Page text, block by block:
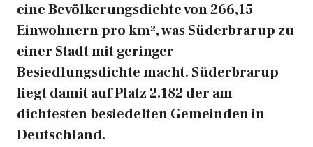
eine Bevölkerungsdichte von 266,15
Einwohnern pro km², was Süderbrarup zu
einer Stadt mit geringer
Besiedlungsdichte macht. Süderbrarup
liegt damit auf Platz 2.182 der am
dichtesten besiedelten Gemeinden in
Deutschland.